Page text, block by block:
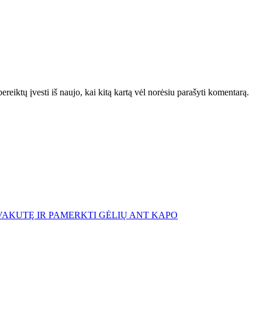
įvesti iš naujo, kai kitą kartą vėl norėsiu parašyti komentarą.
IR PAMERKTI GĖLIŲ ANT KAPO